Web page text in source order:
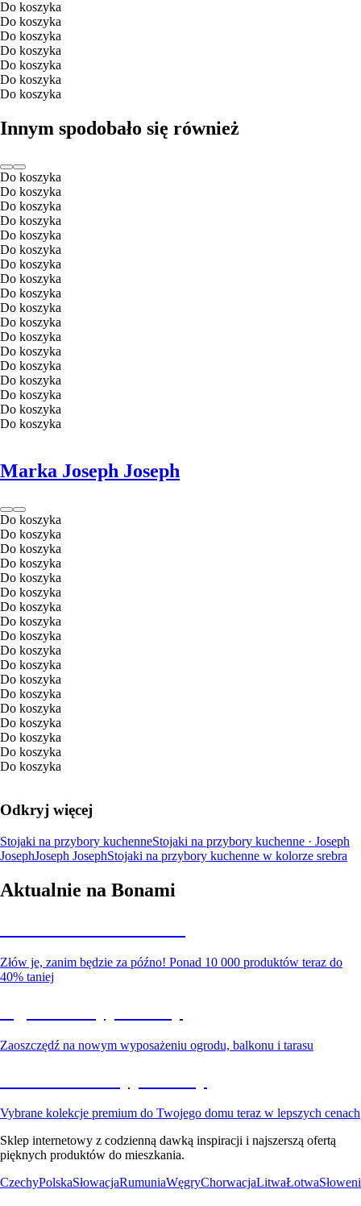
Do koszyka
Do koszyka
Do koszyka
Do koszyka
Do koszyka
Do koszyka
Do koszyka
Innym spodobało się również
Do koszyka
Do koszyka
Do koszyka
Do koszyka
Do koszyka
Do koszyka
Do koszyka
Do koszyka
Do koszyka
Do koszyka
Do koszyka
Do koszyka
Do koszyka
Do koszyka
Do koszyka
Do koszyka
Do koszyka
Do koszyka
Marka Joseph Joseph
Do koszyka
Do koszyka
Do koszyka
Do koszyka
Do koszyka
Do koszyka
Do koszyka
Do koszyka
Do koszyka
Do koszyka
Do koszyka
Do koszyka
Do koszyka
Do koszyka
Do koszyka
Do koszyka
Do koszyka
Do koszyka
Odkryj więcej
Stojaki na przybory kuchenneStojaki na przybory kuchenne · Joseph
JosephJoseph JosephStojaki na przybory kuchenne w kolorze srebra
Aktualnie na Bonami
Złów je, zanim będzie za późno! Ponad 10 000 produktów teraz do
40% taniej
Zaoszczędź na nowym wyposażeniu ogrodu, balkonu i tarasu
Vybrane kolekcje premium do Twojego domu teraz w lepszych cenach
Sklep internetowy z codzienną dawką inspiracji i najszerszą ofertą
pięknych produktów do mieszkania.
CzechyPolskaSłowacjaRumuniaWęgryChorwacjaLitwaŁotwa